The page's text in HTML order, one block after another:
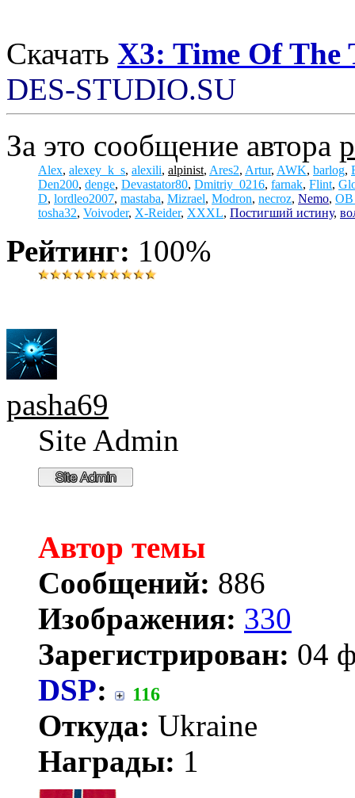
Скачать X3: Time Of The
DES-STUDIO.SU
За это сообщение автора
Alex, alexey_k_s, alexili, alpinist, Ares2, Artur, AWK, barlog,
Den200, denge, Devastator80, Dmitriy_0216, farnak, Flint,
D, lordleo2007, mastaba, Mizrael, Modron, necroz, Nemo, OB
tosha32, Voivoder, X-Reider, XXXL, Постигший истину,
Рейтинг: 100%
pasha69
Site Admin
Автор темы
Сообщений: 886
Изображения: 330
Зарегистрирован: 04
DSP: 116
Откуда: Ukraine
Награды: 1